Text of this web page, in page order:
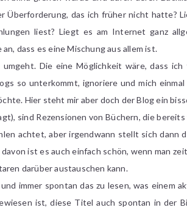
das ich früher nicht hatte?
liest? Liegt es am Internet ganz
dass es eine Mischung aus allem ist.
Die eine Möglichkeit wäre, dass
so unterkommt, ignoriere und mich
Hier steht mir aber doch der Blog ein
sind Rezensionen von Büchern, die
achtet, aber irgendwann stellt sich dann
ist es auch einfach schön, wenn man
darüber austauschen kann.
immer spontan das zu lesen, was einem
ist, diese Titel auch spontan in der